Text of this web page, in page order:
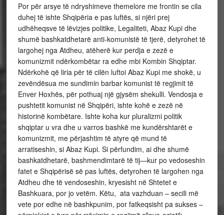
Por për arsye të ndryshimeve themelore me frontin se cila
duhej të ishte Shqipëria e pas luftës, si njëri prej
udhëheqsve të lëvizjes politike, Legaliteti, Abaz Kupi dhe
shumë bashkatdhetarë anti-komunistë të tjerë, detyrohet të
largohej nga Atdheu, atëherë kur perdja e zezë e
komunizmit ndërkombëtar ra edhe mbi Kombin Shqiptar.
Ndërkohë që liria për të cilën luftoi Abaz Kupi me shokë, u
zevëndësua me sundimin barbar komunist të regjimit të
Enver Hoxhës, për pothuaj një gjysëm shekulli. Vendosja e
pushtetit komunist në Shqipëri, ishte kohë e zezë në
historinë kombëtare. Ishte koha kur pluralizmi politik
shqiptar u vra dhe u varros bashkë me kundërshtarët e
komunizmit, me përjashtim të atyre që mund të
arratiseshin, si Abaz Kupi. Si përfundim, ai dhe shumë
bashkatdhetarë, bashmendimtarë të tij—kur po vedoseshin
fatet e Shqipërisë së pas luftës, detyrohen të largohen nga
Atdheu dhe të vendoseshin, kryesisht në Shtetet e
Bashkuara, por jo vetëm. Këtu, ata vazhduan – secili më
vete por edhe në bashkpunim, por fatkeqsisht pa sukses –